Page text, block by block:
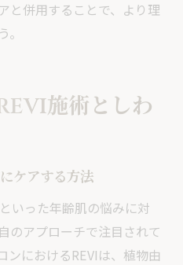
と併用することで、より理
施術としわ
ケアする方法
いった年齢肌の悩みに対
のアプローチで注目されて
ンにおけるREVIは、植物由